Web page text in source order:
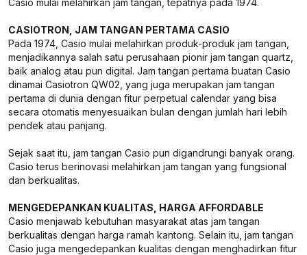
CASIOTRON, JAM TANGAN PERTAMA CASIO
Pada 1974, Casio mulai melahirkan produk-produk jam tangan,
menjadikannya salah satu perusahaan pionir jam tangan quartz,
baik analog atau pun digital. Jam tangan pertama buatan Casio
dinamai Casiotron QW02, yang juga merupakan jam tangan
pertama di dunia dengan fitur perpetual calendar yang bisa
secara otomatis menyesuaikan bulan dengan jumlah hari lebih
pendek atau panjang.
Sejak saat itu, jam tangan Casio pun digandrungi banyak orang.
Casio terus berinovasi melahirkan jam tangan yang fungsional
dan berkualitas.
MENGEDEPANKAN KUALITAS, HARGA AFFORDABLE
Casio menjawab kebutuhan masyarakat atas jam tangan
berkualitas dengan harga ramah kantong. Selain itu, jam tangan
Casio juga mengedepankan kualitas dengan menghadirkan fitur